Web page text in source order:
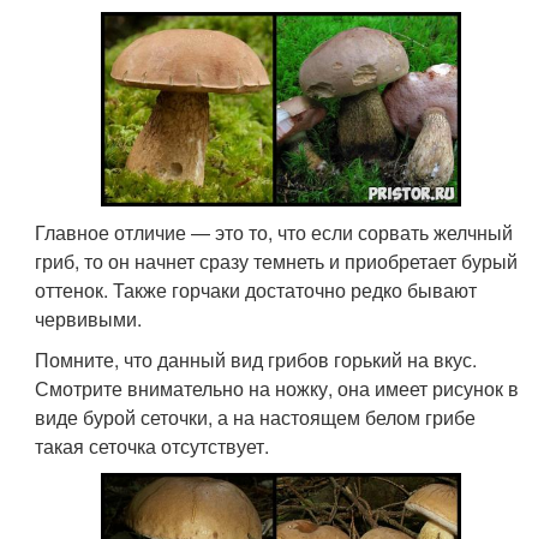
Главное отличие — это то, что если сорвать желчный
гриб, то он начнет сразу темнеть и приобретает бурый
оттенок. Также горчаки достаточно редко бывают
червивыми.
Помните, что данный вид грибов горький на вкус.
Смотрите внимательно на ножку, она имеет рисунок в
виде бурой сеточки, а на настоящем белом грибе
такая сеточка отсутствует.